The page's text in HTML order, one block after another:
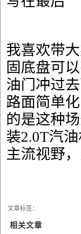
我喜欢带
固底盘可
油门冲过
路面简单
的是这种
装2.0T汽
主流视野
文章标签：
相关文章